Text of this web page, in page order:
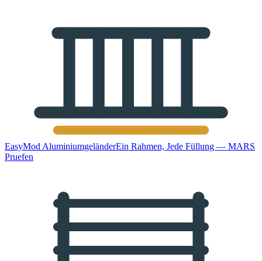
EasyMod AluminiumgeländerEin Rahmen, Jede Füllung — MARS
Pruefen